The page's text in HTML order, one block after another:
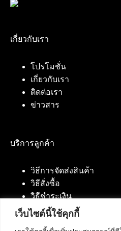
เว็บไซต์นี้ใช้คุกกี้
เกี่ยวกับเรา
โปรโมชั่น
เกี่ยวกับเรา
ติดต่อเรา
ข่าวสาร
บริการลูกค้า
วิธีการจัดส่งสินค้า
วิธีสั่งซื้อ
วิธีชำระเงิน